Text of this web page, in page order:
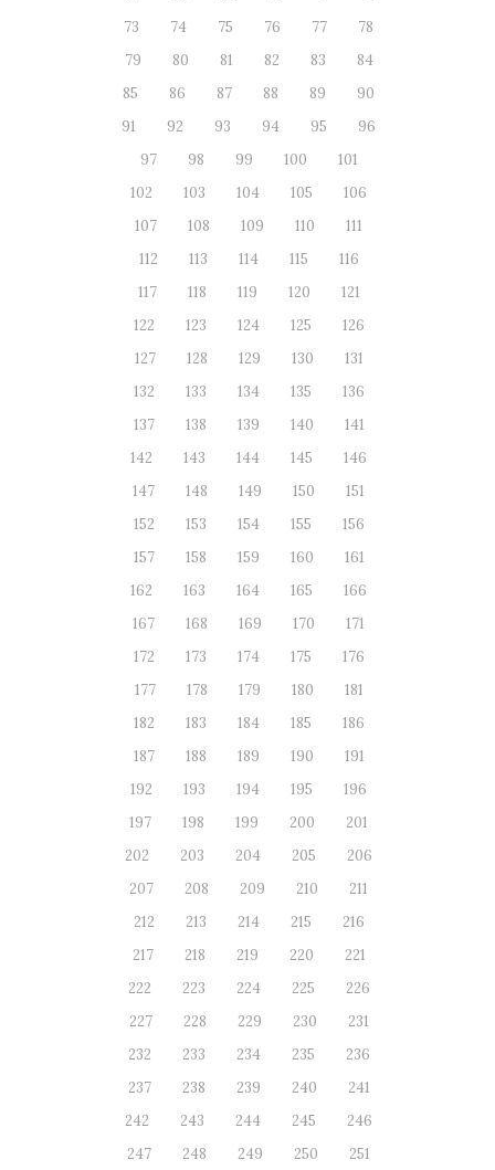
73
74 75 76 77
78
79
80 81 82 83
84
85
86 87 88 89
90
91
92 93 94 95
96
97
98 99 100
101
102
103 104 105
106
107
108 109 110
111
112
113 114 115
116
117
118 119 120
121
122
123 124 125
126
127
128 129 130
131
132
133 134 135
136
137
138 139 140
141
142
143 144 145
146
147
148 149 150
151
152
153 154 155
156
157
158 159 160
161
162
163 164 165
166
167
168 169 170
171
172
173 174 175
176
177
178 179 180
181
182
183 184 185
186
187
188 189 190
191
192
193 194 195
196
197
198 199 200
201
202
203 204 205
206
207
208 209 210
211
212
213 214 215
216
217
218 219 220
221
222
223 224 225
226
227
228 229 230
231
232
233 234 235
236
237
238 239 240
241
242
243 244 245
246
247
248 249 250
251